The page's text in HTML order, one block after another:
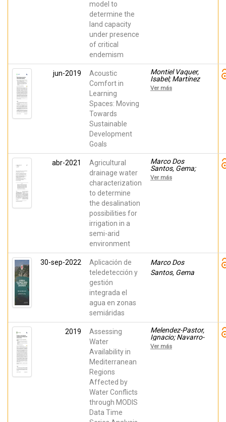
model to
determine the
land capacity
under presence
of critical
endemism
jun-2019
Acoustic
Comfort in
Learning
Spaces: Moving
Towards
Sustainable
Development
Goals
Montiel Vaquer,
Isabel; Martínez
Mayoral, Mª
Asunción;
Ver más
abr-2021
Agricultural
drainage water
characterization
to determine
the desalination
possibilities for
irrigation in a
semi-arid
environment
Marco Dos
Santos, Gema;
Navarro-
Pedreño, Jose;
Ver más
30-sep-2022
Aplicación de
teledetección y
gestión
integrada el
agua en zonas
semiáridas
Marco Dos
Santos, Gema
2019
Assessing
Water
Availability in
Mediterranean
Regions
Affected by
Water Conflicts
through MODIS
Data Time
Melendez-Pastor,
Ignacio; Navarro-
Pedreño, Jose;
Marco Dos
Ver más